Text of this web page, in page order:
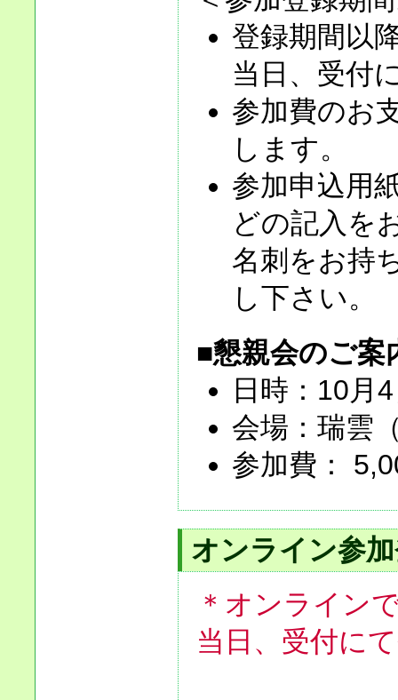
登録期間以
当日、受付
参加費のお
します。
参加申込用
どの記入を
名刺をお持
し下さい。
■懇親会のご案
日時：10月
会場：瑞雲
参加費：
オンライン参
＊オンライン
当日、受付に